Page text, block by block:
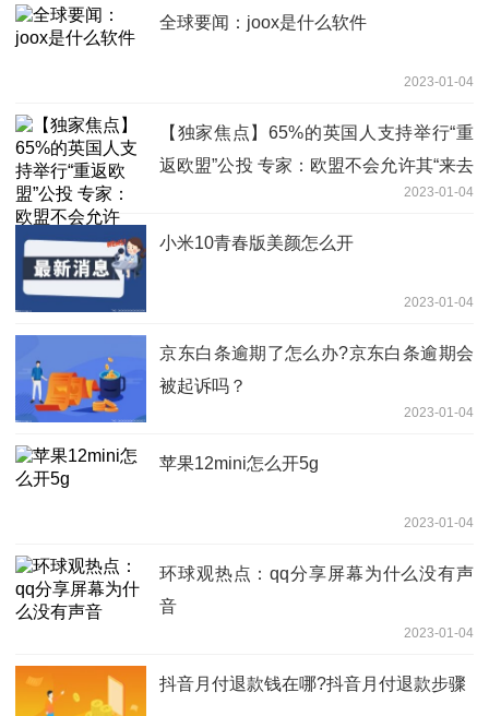
全球要闻：joox是什么软件
2023-01-04
【独家焦点】65%的英国人支持举行“重
返欧盟”公投 专家：欧盟不会允许其“来去
2023-01-04
小米10青春版美颜怎么开
2023-01-04
​京东白条逾期了怎么办?京东白条逾期会
被起诉吗？
2023-01-04
苹果12mini怎么开5g
2023-01-04
环球观热点：qq分享屏幕为什么没有声
音
2023-01-04
抖音月付退款钱在哪?抖音月付退款步骤